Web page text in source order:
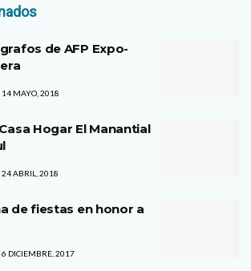
de AFP Expo-
14 MAYO, 2018
Hogar El Manantial
24 ABRIL, 2018
de fiestas en honor a
6 DICIEMBRE, 2017